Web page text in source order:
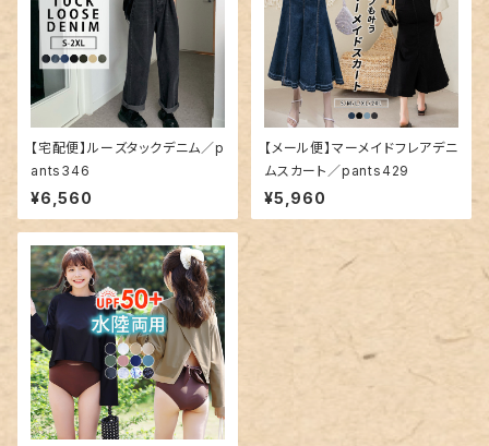
【宅配便】ルーズタックデニム／p
ants346
¥6,560
【メール便】マーメイドフレアデニ
ムスカート／pants429
¥5,960